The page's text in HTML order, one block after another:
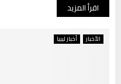
اقرأ المزيد
الأخبار أخبار ليبيا